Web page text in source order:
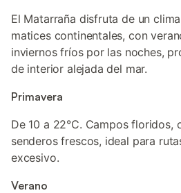
El Matarraña disfruta de un
matices continentales, con
inviernos fríos por las noches,
de interior alejada del mar.
Primavera
De 10 a 22°C. Campos floridos,
senderos frescos, ideal para
excesivo.
Verano